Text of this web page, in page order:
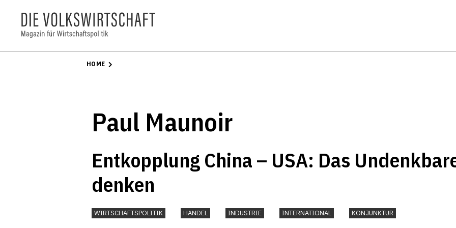
HOME
Paul Maunoir
Entkopplung China – USA: Das
denken
WIRTSCHAFTSPOLITIK HANDEL INDUSTRIE INTERNATIONAL KONJUNKTUR